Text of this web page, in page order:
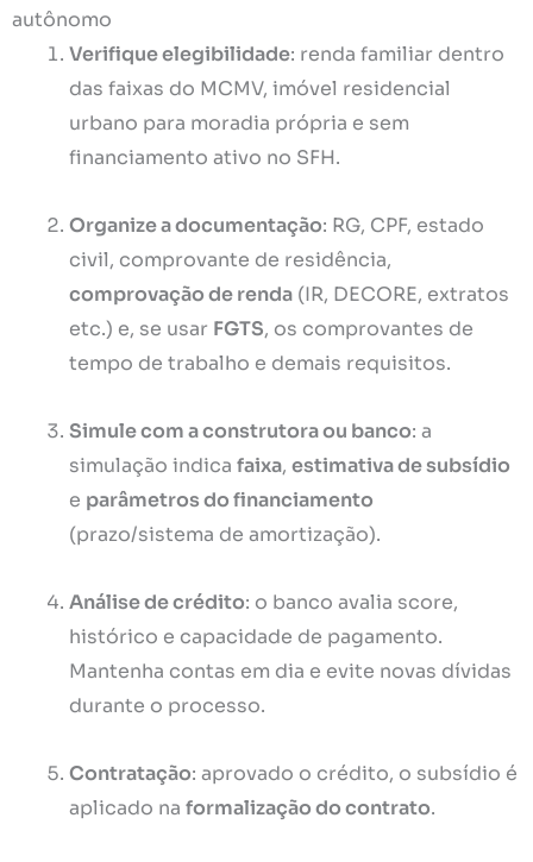
autônomo
Verifique elegibilidade: renda familiar dentro
das faixas do MCMV, imóvel residencial
urbano para moradia própria e sem
financiamento ativo no SFH.
Organize a documentação: RG, CPF, estado
civil, comprovante de residência,
comprovação de renda (IR, DECORE, extratos
etc.) e, se usar FGTS, os comprovantes de
tempo de trabalho e demais requisitos.
Simule com a construtora ou banco: a
simulação indica faixa, estimativa de subsídio
e parâmetros do financiamento
(prazo/sistema de amortização).
Análise de crédito: o banco avalia score,
histórico e capacidade de pagamento.
Mantenha contas em dia e evite novas dívidas
durante o processo.
Contratação: aprovado o crédito, o subsídio é
aplicado na formalização do contrato.